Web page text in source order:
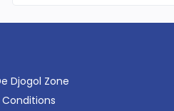
Djogol Zone